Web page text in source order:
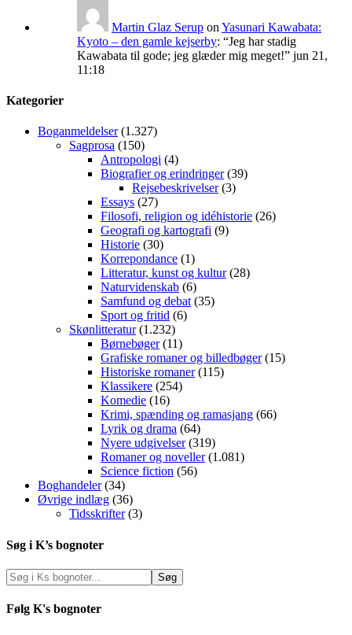
Martin Glaz Serup on Yasunari Kawabata:
Kyoto – den gamle kejserby: “Jeg har stadig
Kawabata til gode; jeg glæder mig meget!” jun 21,
11:18
Kategorier
Boganmeldelser(1.327)
Sagprosa (150)
Antropologi (4)
Biografier og erindringer(39)
Rejsebeskrivelser(3)
Essays (27)
Filosofi, religion og idéhistorie (26)
Geografi og kartografi (9)
Historie (30)
Korrepondance (1)
Litteratur, kunst og kultur(28)
Naturvidenskab (6)
Samfund og debat(35)
Sport og fritid (6)
Skønlitteratur(1.232)
Børnebøger(11)
Grafiske romaner og billedbøger(15)
Historiske romaner(115)
Klassikere (254)
Komedie (16)
Krimi, spænding og ramasjang (66)
Lyrik og drama (64)
Nyere udgivelser(319)
Romaner og noveller(1.081)
Science fiction (56)
Boghandeler(34)
Øvrige indlæg (36)
Tidsskrifter(3)
Søg i K’s bognoter
Følg K's bognoter